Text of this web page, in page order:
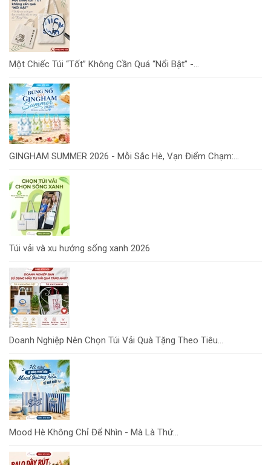
Một Chiếc Túi “Tốt” Không Cần Quá “Nổi Bật” -...
GINGHAM SUMMER 2026 - Mỗi Sắc Hè, Vạn Điểm Chạm:...
Túi vải và xu hướng sống xanh 2026
Doanh Nghiệp Nên Chọn Túi Vải Quà Tặng Theo Tiêu...
Mood Hè Không Chỉ Để Nhìn - Mà Là Thứ...